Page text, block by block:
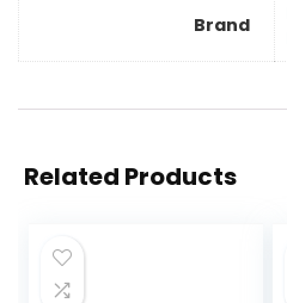
Brand
Related Products